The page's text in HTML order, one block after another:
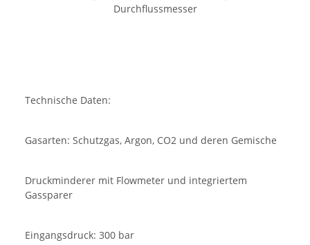
Durchflussmesser
Technische Daten:
Gasarten: Schutzgas, Argon, CO2 und deren Gemische
Druckminderer mit Flowmeter und integriertem
Gassparer
Eingangsdruck: 300 bar